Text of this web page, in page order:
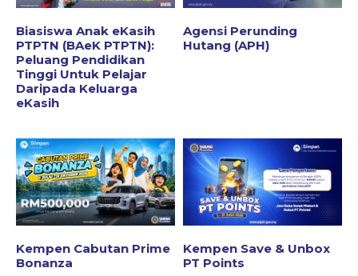
Biasiswa Anak eKasih
PTPTN (BAeK PTPTN):
Peluang Pendidikan
Tinggi Untuk Pelajar
Daripada Keluarga
eKasih
Agensi Perunding
Hutang (APH)
Kempen Cabutan Prime
Bonanza
Kempen Save & Unbox
PT Points